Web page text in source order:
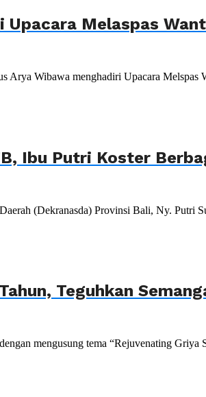
Melaspas
Arya Wibawa menghadiri Upacara Melspas
Ibu Putri Koster
(Dekranasda) Provinsi Bali, Ny. Putri
Teguhkan
mengusung tema “Rejuvenating Griya